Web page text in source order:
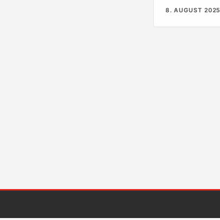
Yoga,
Creator, die
8. AUGUST 2025